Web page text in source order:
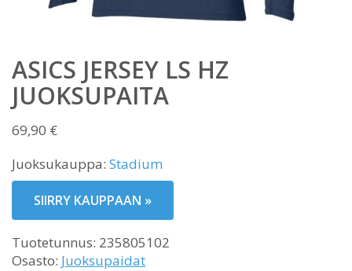
ASICS JERSEY LS HZ
JUOKSUPAITA
69,90 €
Juoksukauppa: Stadium
SIIRRY KAUPPAAN »
Tuotetunnus: 235805102
Osasto: Juoksupaidat